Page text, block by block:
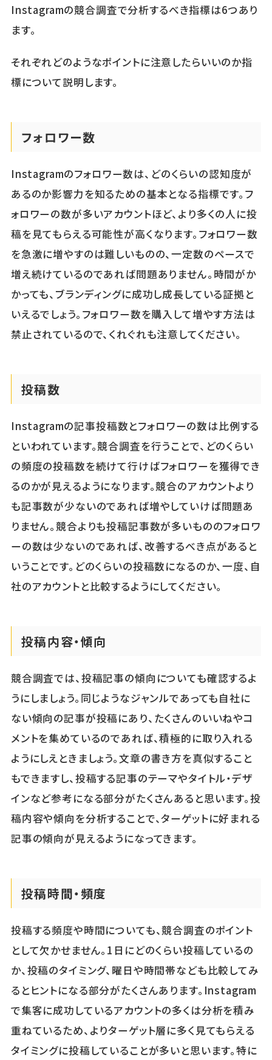
Instagramの競合調査で分析するべき指標は6つあり
ます。
それぞれどのようなポイントに注意したらいいのか指
標について説明します。
フォロワー数
Instagramのフォロワー数は、どのくらいの認知度が
あるのか影響力を知るための基本となる指標です。フ
ォロワーの数が多いアカウントほど、より多くの人に投
稿を見てもらえる可能性が高くなります。フォロワー数
を急激に増やすのは難しいものの、一定数のペースで
増え続けているのであれば問題ありません。時間がか
かっても、ブランディングに成功し成長している証拠と
いえるでしょう。フォロワー数を購入して増やす方法は
禁止されているので、くれぐれも注意してください。
投稿数
Instagramの記事投稿数とフォロワーの数は比例する
といわれています。競合調査を行うことで、どのくらい
の頻度の投稿数を続けて行けばフォロワーを獲得でき
るのかが見えるようになります。競合のアカウントより
も記事数が少ないのであれば増やしていけば問題あ
りません。競合よりも投稿記事数が多いもののフォロワ
ーの数は少ないのであれば、改善するべき点があると
いうことです。どのくらいの投稿数になるのか、一度、自
社のアカウントと比較するようにしてください。
投稿内容・傾向
競合調査では、投稿記事の傾向についても確認するよ
うにしましょう。同じようなジャンルであっても自社に
ない傾向の記事が投稿にあり、たくさんのいいねやコ
メントを集めているのであれば、積極的に取り入れる
ようにしえときましょう。文章の書き方を真似すること
もできますし、投稿する記事のテーマやタイトル・デザ
インなど参考になる部分がたくさんあると思います。投
稿内容や傾向を分析することで、ターゲットに好まれる
記事の傾向が見えるようになってきます。
投稿時間・頻度
投稿する頻度や時間についても、競合調査のポイント
として欠かせません。1日にどのくらい投稿しているの
か、投稿のタイミング、曜日や時間帯なども比較してみ
るとヒントになる部分がたくさんあります。Instagram
で集客に成功しているアカウントの多くは分析を積み
重ねているため、よりターゲット層に多く見てもらえる
タイミングに投稿していることが多いと思います。特に